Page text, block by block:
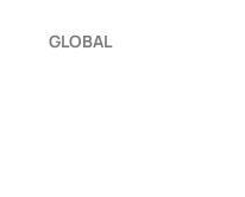
GLOBAL